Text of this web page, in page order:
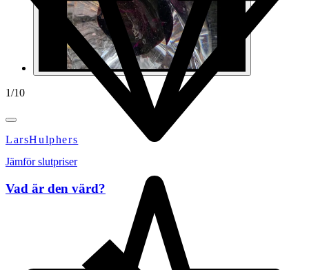
1/10
LarsHulphers
Jämför slutpriser
Vad är den värd?